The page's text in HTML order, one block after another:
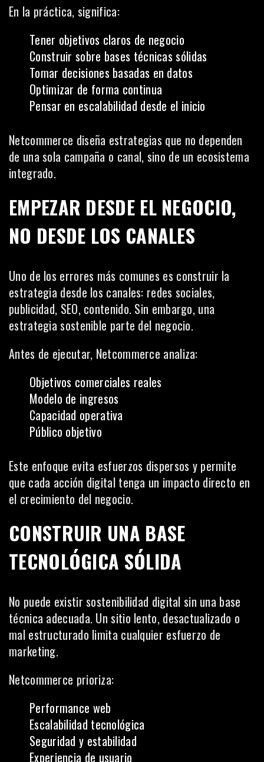
En la práctica, significa:
Tener objetivos claros de negocio
Construir sobre bases técnicas sólidas
Tomar decisiones basadas en datos
Optimizar de forma continua
Pensar en escalabilidad desde el inicio
Netcommerce diseña estrategias que no dependen
de una sola campaña o canal, sino de un ecosistema
integrado.
EMPEZAR DESDE EL NEGOCIO,
NO DESDE LOS CANALES
Uno de los errores más comunes es construir la
estrategia desde los canales: redes sociales,
publicidad, SEO, contenido. Sin embargo, una
estrategia sostenible parte del negocio.
Antes de ejecutar, Netcommerce analiza:
Objetivos comerciales reales
Modelo de ingresos
Capacidad operativa
Público objetivo
Este enfoque evita esfuerzos dispersos y permite
que cada acción digital tenga un impacto directo en
el crecimiento del negocio.
CONSTRUIR UNA BASE
TECNOLÓGICA SÓLIDA
No puede existir sostenibilidad digital sin una base
técnica adecuada. Un sitio lento, desactualizado o
mal estructurado limita cualquier esfuerzo de
marketing.
Netcommerce prioriza:
Performance web
Escalabilidad tecnológica
Seguridad y estabilidad
Experiencia de usuario